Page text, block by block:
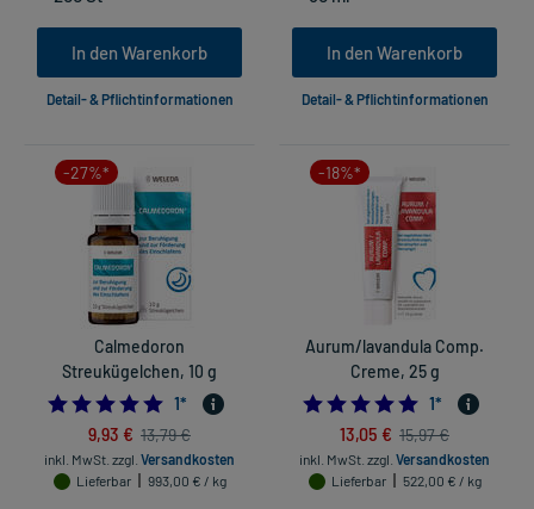
In den Warenkorb
Detail- & Pflichtinformationen
In den Warenkorb
Detail- & Pflichtinformationen
-27%*
Calmedoron
Streukügelchen, 10 g
5.0
1*
9,93 € 13,79 €
inkl. MwSt. zzgl. Versandkosten
Lieferbar
993,00 € / kg
-18%*
Aurum/lavandula Comp.
Creme, 25 g
5.0
1*
13,05 € 15,97 €
inkl. MwSt. zzgl. Versandkosten
Lieferbar
522,00 € / kg